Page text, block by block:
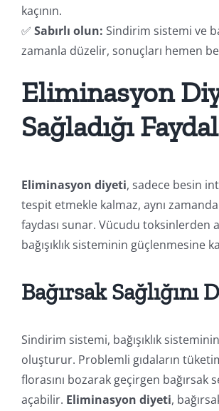
kaçının.
✅ Sabırlı olun: Sindirim sistemi ve
zamanla düzelir, sonuçları hemen
Eliminasyon
Sağladığı
Eliminasyon diyeti, sadece besin
tespit etmekle kalmaz, aynı
faydası sunar. Vücudu toksinlerden
bağışıklık sisteminin güçlenmesine
Bağırsak Sağlığını
Sindirim sistemi, bağışıklık
oluşturur. Problemli gıdaların
florasını bozarak geçirgen bağırsak
açabilir. Eliminasyon diyeti,